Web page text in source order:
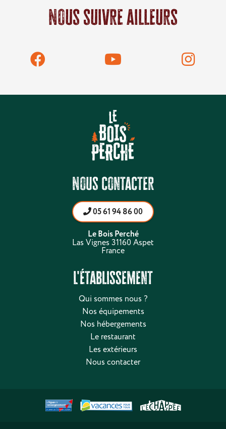
Nous suivre ailleurs
Nous contacter
05 61 94 86 00
Le Bois Perché
Las Vignes 31160 Aspet
France
L'établissement
Qui sommes nous ?
Nos équipements
Nos hébergements
Le restaurant
Les extérieurs
Nous contacter